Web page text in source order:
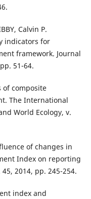
Calvin P.
indicators for
framework. Journal
51-64.
of composite
The International
World Ecology, v.
of changes in
Index on reporting
2014, pp. 245-254.
index and